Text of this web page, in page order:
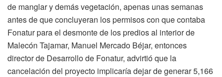
de manglar y demás vegetación, apenas unas semanas
antes de que concluyeran los permisos con que contaba
Fonatur para el desmonte de los predios al interior de
Malecón Tajamar, Manuel Mercado Béjar, entonces
director de Desarrollo de Fonatur, advirtió que la
cancelación del proyecto implicaría dejar de generar 5,166